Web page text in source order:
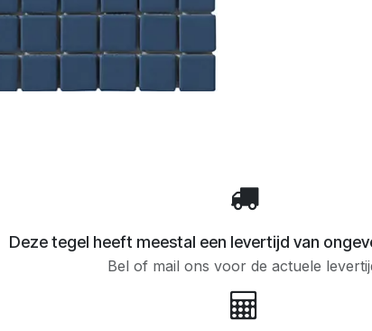
Deze tegel heeft meestal een levertijd van
Bel of mail ons voor de actuele